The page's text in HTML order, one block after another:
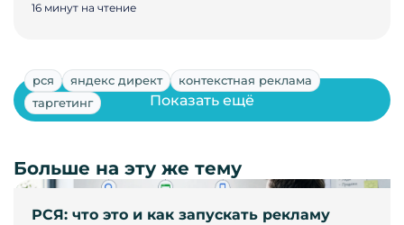
16 минут на чтение
рся яндекс директ
контекстная реклама
таргетинг
РСЯ: что это и как запускать рекламу
Показать ещё
Больше на эту же тему